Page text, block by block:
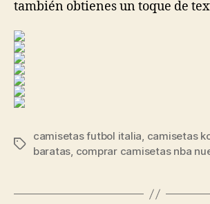
también obtienes un toque de
Etiquetas
camisetas futbol italia, camisetas
baratas, comprar camisetas nba